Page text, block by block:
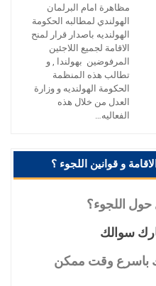
مظاهرة امام البرلمان
الهولندي لمطالبه الحكومة
الهولنديه باصدار قرار لمنح
الاقامة لجميع اللاجئين
المرفوضين بهولندا , و
تطالب هذه المنظمة
الحكومة الهولنديه و وزارة
العدل من خلال هذه
الفعاليه…
و قوانين اللجوء ؟
اللجوء؟
سوالك
باسرع وقت ممكن